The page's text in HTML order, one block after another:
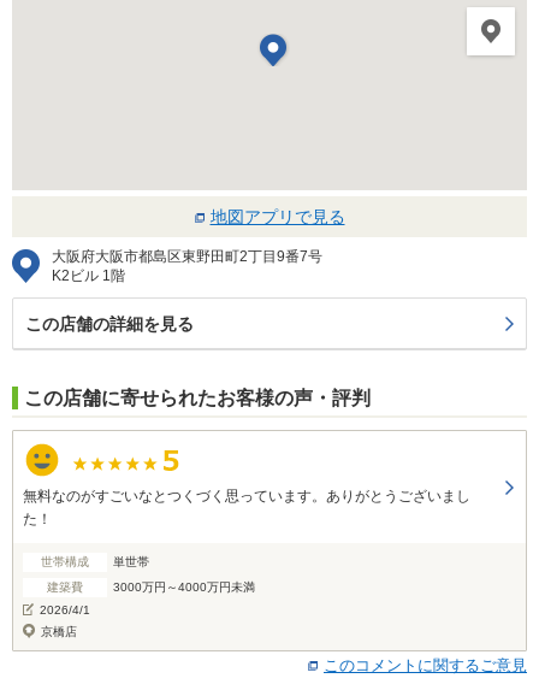
地図アプリで見る
大阪府大阪市都島区東野田町2丁目9番7号
K2ビル 1階
この店舗の詳細を見る
この店舗に寄せられたお客様の声・評判
無料なのがすごいなとつくづく思っています。ありがとうございまし
た！
世帯構成
単世帯
建築費
3000万円～4000万円未満
2026/4/1
京橋店
このコメントに関するご意見